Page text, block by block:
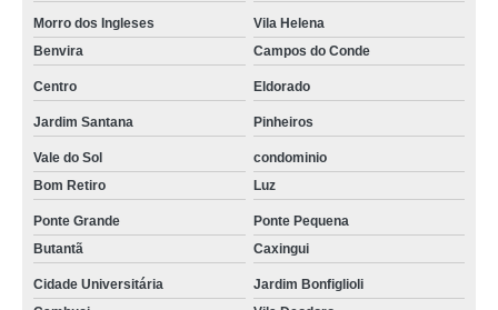
valor de fotos de lembrança de casamento Centro
valor de foto lembrança em eventos Vila Buarque
fotos de lembranças de casamento São José dos Campos
valor de foto lembrança para eventos Pacaembu
empresa que faz foto lembrança em Guarulhos São José do Rio Pardo
valor de foto lembrança batizado Vila Helena
serviço de foto lembrança para casamento Jardim São Bento
Morro dos Ingleses
Vila Helena
Benvira
Campos do Conde
Centro Eldorado
Jardim Santana Pinheiros
Vale do Sol
condominio
Bom Retiro
Luz
Ponte Grande
Ponte Pequena
Butantã
Caxingui
Cidade Universitária
Jardim Bonfiglioli